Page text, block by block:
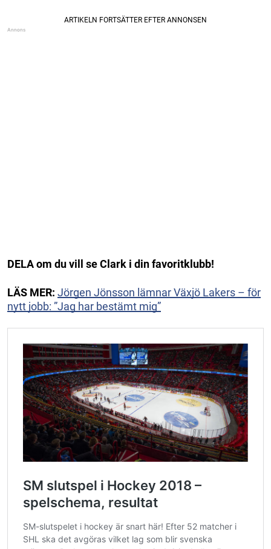
DELA om du vill se Clark i din favoritklubb!
LÄS MER: Jörgen Jönsson lämnar Växjö Lakers – för
nytt jobb: ”Jag har bestämt mig”